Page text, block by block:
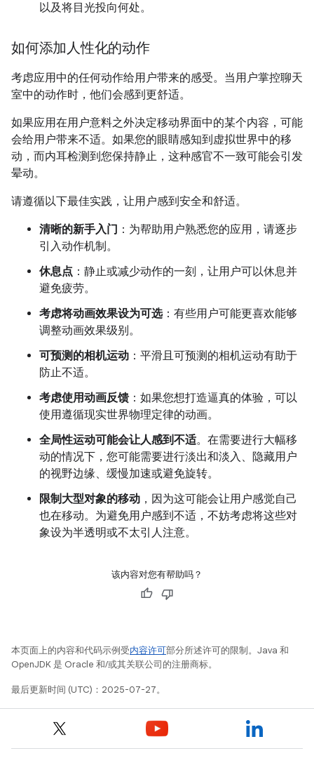
以及将目光投向何处。
如何添加人性化的动作
考虑应用中的任何动作给用户带来的感受。当用户掌控聊天
室中的动作时，他们会感到更舒适。
如果应用在用户意料之外决定移动界面中的某个内容，可能
会给用户带来不适。如果您的眼睛感知到虚拟世界中的移
动，而内耳检测到您保持静止，这种感官不一致可能会引发
晕动。
请遵循以下最佳实践，让用户感到安全和舒适。
清晰的新手入门 ：为帮助用户熟悉您的应用，请逐步
引入动作机制。
休息点 ：静止或减少动作的一刻，让用户可以休息并
避免疲劳。
考虑将动画效果设为可选：有些用户可能更喜欢能够
调整动画效果级别。
可预测的相机运动 ：平滑且可预测的相机运动有助于
防止不适。
考虑使用动画反馈 ：如果您想打造逼真的体验，可以
使用遵循现实世界物理定律的动画。
全局性运动可能会让人感到不适。在需要进行大幅移
动的情况下，您可能需要进行淡出和淡入、隐藏用户
的视野边缘、缓慢加速或避免旋转。
限制大型对象的移动 ，因为这可能会让用户感觉自己
也在移动。为避免用户感到不适，不妨考虑将这些对
象设为半透明或不太引人注意。
该内容对您有帮助吗？
本页面上的内容和代码示例受内容许可部分所述许可的限制。Java 和
OpenJDK 是 Oracle 和/或其关联公司的注册商标。
最后更新时间 (UTC)：2025-07-27。